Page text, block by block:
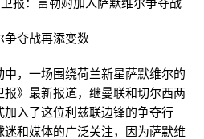
争夺战再添变数
，一场围绕荷兰新星萨默维尔的
》最新报道，继曼联和切尔西两
入了这位利兹联边锋的争夺行
和媒体的广泛关注，因为萨默维